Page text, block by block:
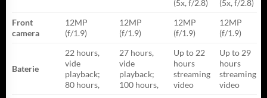
(5x, f/2.8)
(5x, f/2.8)
Front
camera
12MP
(f/1.9)
12MP
(f/1.9)
12MP
(f/1.9)
12MP
(f/1.9)
Baterie
22 hours,
vide
playback;
80 hours,
27 hours,
vide
playback;
100 hours,
Up to 22
hours
streaming
video
Up to 29
hours
streaming
video